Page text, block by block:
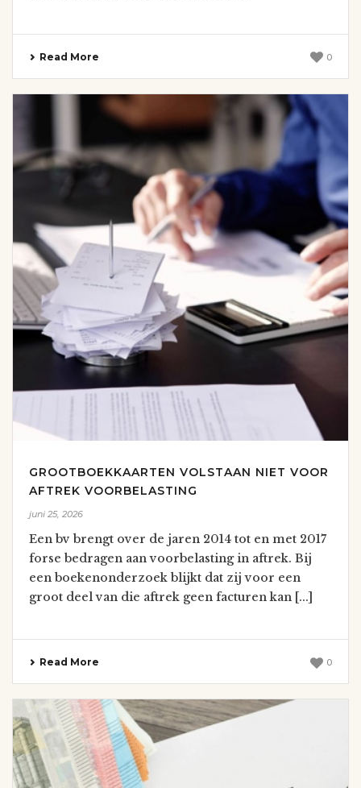
Read More 0
GROOTBOEKKAARTEN VOLSTAAN NIET VOOR
AFTREK VOORBELASTING
juni 25, 2026
Een bv brengt over de jaren 2014 tot en met 2017
forse bedragen aan voorbelasting in aftrek. Bij
een boekenonderzoek blijkt dat zij voor een
groot deel van die aftrek geen facturen kan [...]
Read More 0